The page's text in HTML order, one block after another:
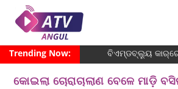
Trending Now: ବିଏମ୍‌ଡବ୍ଲ୍ୟୁ
କୋଇଲା ଚୋରାଚାଲାଣ ବେଳେ ମାଡ଼ି